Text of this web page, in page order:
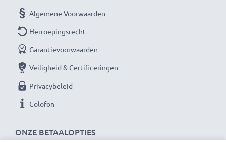
ONZE BETAALOPTIES
Algemene Voorwaarden
Herroepingsrecht
Garantievoorwaarden
Veiligheid & Certificeringen
Privacybeleid
Colofon